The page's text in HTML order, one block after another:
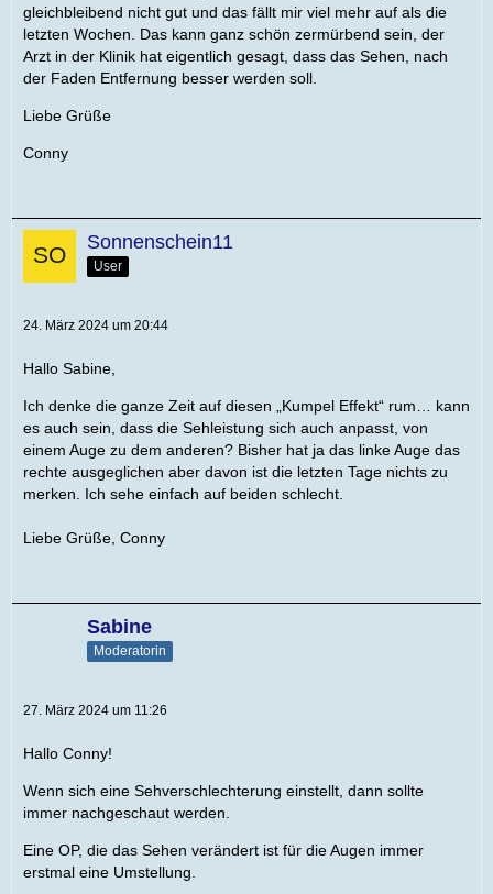
gleichbleibend nicht gut und das fällt mir viel mehr auf als die
letzten Wochen. Das kann ganz schön zermürbend sein, der
Arzt in der Klinik hat eigentlich gesagt, dass das Sehen, nach
der Faden Entfernung besser werden soll.
Liebe Grüße
Conny
Sonnenschein11
User
24. März 2024 um 20:44
Hallo Sabine,
Ich denke die ganze Zeit auf diesen „Kumpel Effekt“ rum… kann
es auch sein, dass die Sehleistung sich auch anpasst, von
einem Auge zu dem anderen? Bisher hat ja das linke Auge das
rechte ausgeglichen aber davon ist die letzten Tage nichts zu
merken. Ich sehe einfach auf beiden schlecht.
Liebe Grüße, Conny
Sabine
Moderatorin
27. März 2024 um 11:26
Hallo Conny!
Wenn sich eine Sehverschlechterung einstellt, dann sollte
immer nachgeschaut werden.
Eine OP, die das Sehen verändert ist für die Augen immer
erstmal eine Umstellung.